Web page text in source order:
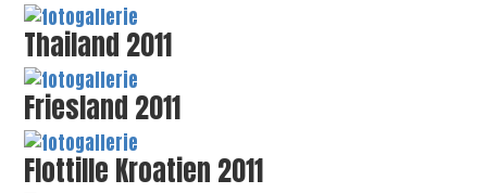
Thailand 2011
Friesland 2011
Flottille Kroatien 2011